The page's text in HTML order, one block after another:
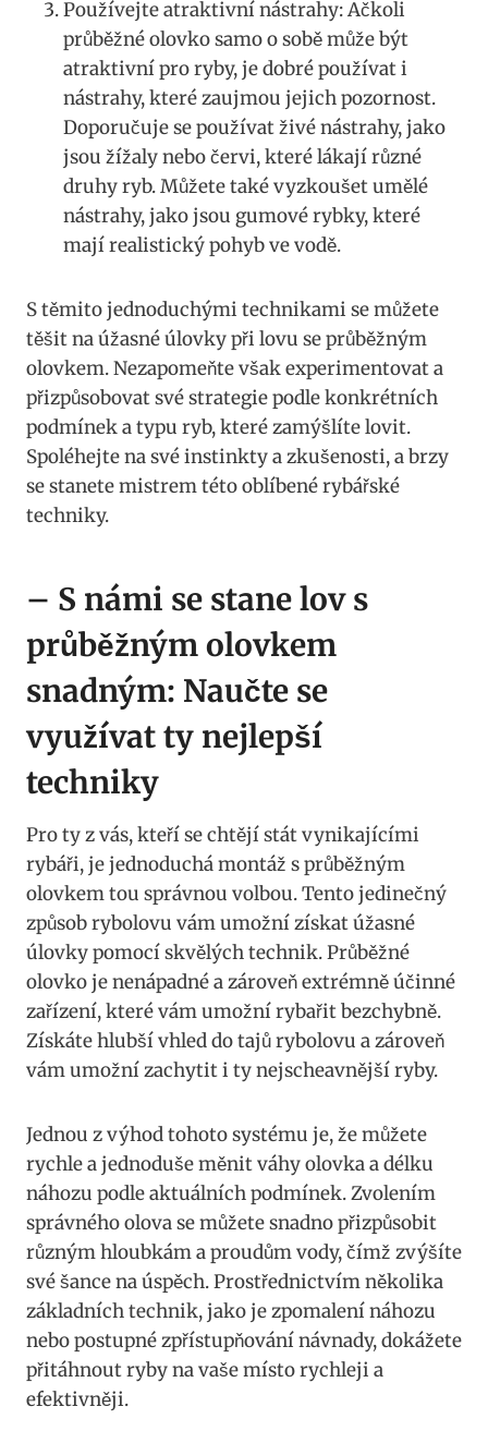
Používejte atraktivní nástrahy: Ačkoli
průběžné ⁢olovko samo o​ sobě‍ může být
‍atraktivní pro ryby, je dobré⁣ používat ​i
‌nástrahy, které zaujmou⁢ jejich pozornost.
Doporučuje se používat živé nástrahy, jako
jsou žížaly nebo ‍červi, ‍které ⁣lákají různé
druhy ryb. Můžete také ‌vyzkoušet umělé
nástrahy, ​jako⁤ jsou gumové rybky, které
mají realistický pohyb ve vodě.
S těmito jednoduchými‌ technikami se můžete
těšit na úžasné úlovky při lovu se průběžným
olovkem. Nezapomeňte však experimentovat a
přizpůsobovat své strategie podle konkrétních
podmínek ⁤a ⁤typu⁤ ryb, které zamýšlíte lovit.
Spoléhejte na své instinkty a ‍zkušenosti, a brzy
‌se stanete mistrem této‌ oblíbené rybářské
techniky.
– S námi se stane lov s
průběžným​ olovkem
snadným: ⁤Naučte se ​
využívat ty nejlepší
techniky
Pro ty z⁢ vás,⁢ kteří⁣ se chtějí⁣ stát‌ vynikajícími
rybáři, je jednoduchá montáž s průběžným
olovkem ⁤tou správnou volbou. Tento⁤ jedinečný⁢
způsob rybolovu‌ vám umožní získat úžasné
úlovky pomocí skvělých technik. Průběžné
olovko ​je‍ nenápadné​ a zároveň extrémně účinné⁤
zařízení, které vám umožní rybařit‌ bezchybně.
Získáte ⁤hlubší vhled do tajů rybolovu⁣ a zároveň
vám umožní zachytit i ⁢ty nejscheavnější ryby.
Jednou z⁢ výhod tohoto systému je,‌ že můžete
rychle a jednoduše měnit váhy olovka a ⁤délku
náhozu podle⁢ aktuálních podmínek.⁤ Zvolením
správného olova se ​můžete snadno přizpůsobit
různým hloubkám a proudům vody, čímž zvýšíte
své šance na úspěch. Prostřednictvím⁣ několika
základních technik,⁢ jako​ je zpomalení‌ náhozu
nebo postupné zpřístupňování ‍návnady, dokážete
přitáhnout ‍ryby ⁢na vaše místo rychleji a
efektivněji.